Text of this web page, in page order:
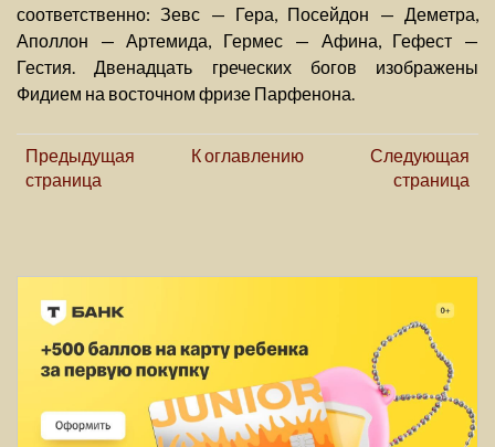
соответственно: Зевс — Гера, Посейдон — Деметра,
Аполлон — Артемида, Гермес — Афина, Гефест —
Гестия. Двенадцать греческих богов изображены
Фидием на восточном фризе Парфенона.
Предыдущая
страница
К оглавлению
Следующая
страница